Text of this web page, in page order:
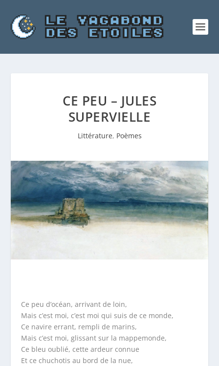
CE PEU – JULES
SUPERVIELLE
Littérature, Poèmes
Ce peu d’océan, arrivant de loin,
Mais c’est moi, c’est moi qui suis de ce monde,
Ce navire errant, rempli de marins,
Mais c’est moi, glissant sur la mappemonde,
Ce bleu oublié, cette ardeur connue
Et ce chuchotis au bord de la nue,